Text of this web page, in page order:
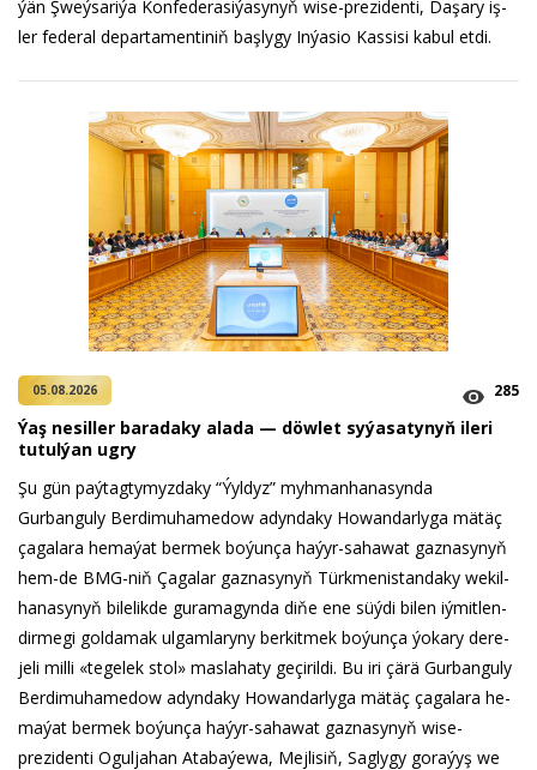
ýän Şweý­sa­ri­ýa Kon­fe­de­ra­si­ýa­sy­nyň wi­se-prezidenti, Da­şa­ry iş­
ler fe­de­ral de­par­ta­men­ti­niň baş­ly­gy In­ýa­sio Kas­si­si ka­bul et­di.
05.08.2026 285
Ýaş ne­sil­ler ba­ra­da­ky ala­da — döw­let sy­ýa­sa­ty­nyň ile­ri
tu­tul­ýan ug­ry
Şu gün paý­tag­ty­myz­da­ky “Ýyl­dyz” myh­man­ha­na­syn­da
Gurbanguly Berdimuhamedow adyn­da­ky Ho­wan­dar­ly­ga mä­täç
ça­ga­la­ra he­ma­ýat ber­mek bo­ýun­ça ha­ýyr-sa­ha­wat gaz­na­sy­nyň
hem-de BMG-niň Ça­ga­lar gaz­na­sy­nyň Türk­me­nis­tan­da­ky we­kil­
ha­na­sy­nyň bi­le­lik­de gu­ra­ma­gyn­da di­ňe ene süý­di bi­len iý­mit­len­
dir­me­gi gol­da­mak ul­gam­la­ry­ny ber­kit­mek bo­ýun­ça ýo­ka­ry de­re­
je­li milli «te­ge­lek stol» mas­la­ha­ty ge­çi­ril­di. Bu iri çä­rä Gurbanguly
Berdimuhamedow adyn­da­ky Ho­wan­dar­ly­ga mä­täç ça­ga­la­ra he­
ma­ýat ber­mek bo­ýun­ça ha­ýyr-sa­ha­wat gaz­na­sy­nyň wi­se-
prezidenti Oguljahan Atabaýewa, Mej­li­siň, Sag­ly­gy go­ra­ýyş we